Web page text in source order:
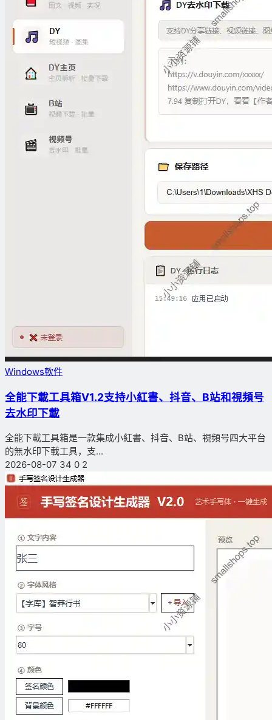
Windows軟件
全能下載工具箱V1.2支持小紅書、抖音、B站和視頻号
去水印下載
全能下載工具箱是一款集成小紅書、抖音、B站、視頻号四大平台
的無水印下載工具，支...
2026-08-07 34 0 2